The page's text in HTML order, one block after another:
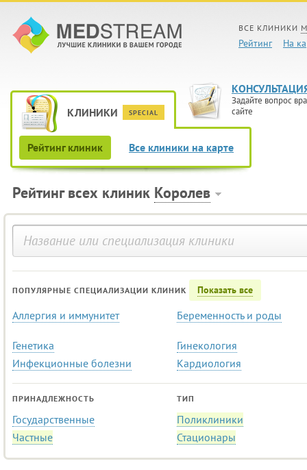
ВСЕ КЛИНИКИ
Рейтинг На
КЛИНИКИ SPECIAL
Задайте вопрос
сайте
Рейтинг клиник Все клиники на карте
Рейтинг всех клиник Королев
ПОПУЛЯРНЫЕ СПЕЦИАЛИЗАЦИИ КЛИНИК Показать все
Аллергия и иммунитет Беременность и роды
Генетика
Гинекология
Инфекционные болезни
Кардиология
ПРИНАДЛЕЖНОСТЬ
Государственные
Частные
ТИП
Поликлиники
Стационары